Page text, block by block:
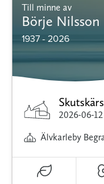
Till minne av
Börje Nilsson
1937 - 2026
2026-06-12
Älvkarleby